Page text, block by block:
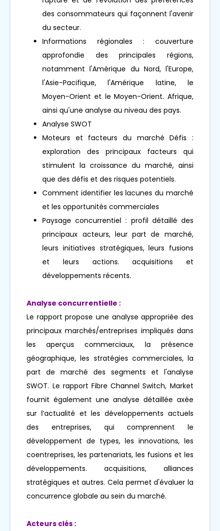
des consommateurs qui façonnent l'avenir
du secteur.
Informations régionales : couverture
approfondie des principales régions,
notamment l'Amérique du Nord, l'Europe,
l'Asie-Pacifique, l'Amérique latine, le
Moyen-Orient et le Moyen-Orient. Afrique,
ainsi qu'une analyse au niveau des pays.
Analyse SWOT
Moteurs et facteurs du marché Défis :
exploration des principaux facteurs qui
stimulent la croissance du marché, ainsi
que des défis et des risques potentiels.
Comment identifier les lacunes du marché
et les opportunités commerciales
Paysage concurrentiel : profil détaillé des
principaux acteurs, leur part de marché,
leurs initiatives stratégiques, leurs fusions
et leurs actions. acquisitions et
développements récents.
Analyse concurrentielle :
Le rapport propose une analyse appropriée des
principaux marchés/entreprises impliqués dans
les aperçus commerciaux, la présence
géographique, les stratégies commerciales, la
part de marché des segments et l'analyse
SWOT. Le rapport Fibre Channel Switch, Market
fournit également une analyse détaillée axée
sur l’actualité et les développements actuels
des entreprises, qui comprennent le
développement de types, les innovations, les
coentreprises, les partenariats, les fusions et les
développements. acquisitions, alliances
stratégiques et autres. Cela permet d'évaluer la
concurrence globale au sein du marché.
Acteurs clés :